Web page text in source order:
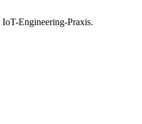
IoT-Engineering-Praxis.